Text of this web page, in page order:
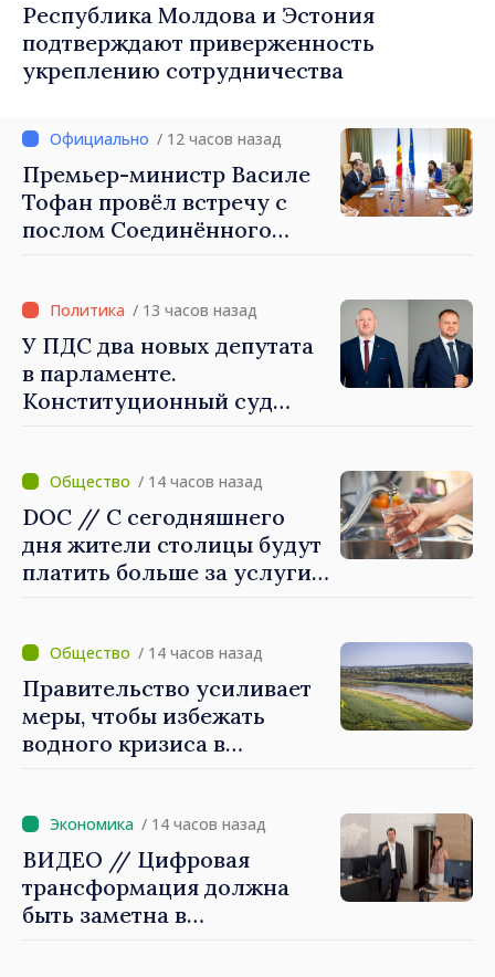
Республика Молдова и Эстония
подтверждают приверженность
укреплению сотрудничества
/ 12 часов назад
Премьер-министр Василе
Тофан провёл встречу с
послом Соединённого
Северной Ирландии Ферн
Хорин
/ 13 часов назад
У ПДС два новых депутата
в парламенте.
Конституционный суд
/ 14 часов назад
DOC // С сегодняшнего
дня жители столицы будут
платить больше за услуги
/ 14 часов назад
Правительство усиливает
меры, чтобы избежать
водного кризиса в
/ 14 часов назад
ВИДЕО // Цифровая
трансформация должна
быть заметна в